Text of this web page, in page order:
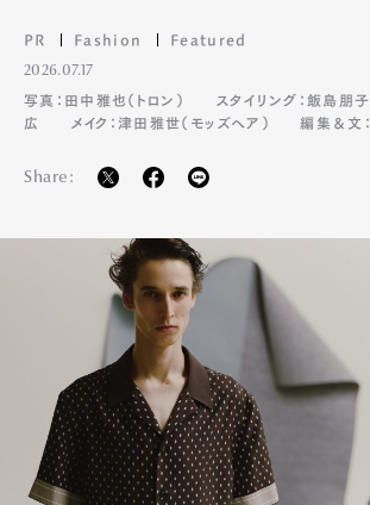
PR Fashion Featured
2026.07.17
写真：田中雅也（トロン）
スタイリング：飯島朋子
広
メイク：津田雅世（モッズヘア） 編集＆文
Share: